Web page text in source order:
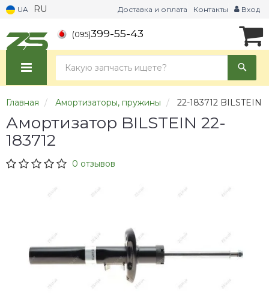
UA RU Доставка и оплата Контакты Вход
(095)399-55-43
Главная Амортизаторы, пружины 22-183712 BILSTEIN
Амортизатор BILSTEIN 22-
183712
0 отзывов